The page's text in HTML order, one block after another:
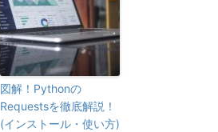
図解！Pythonの
Requestsを徹底解説！
(インストール・使い方)